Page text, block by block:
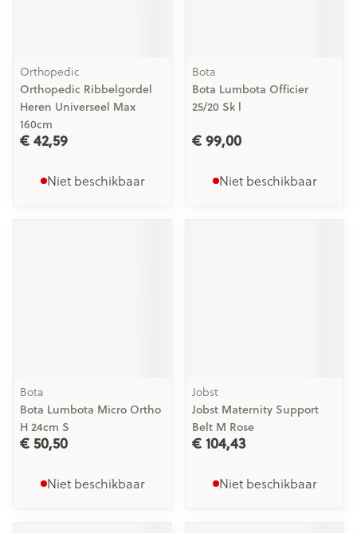
Orthopedic
Orthopedic Ribbelgordel
Heren Universeel Max
160cm
€ 42,59
Niet beschikbaar
Bota
Bota Lumbota Officier
25/20 Sk l
€ 99,00
Niet beschikbaar
Bota
Bota Lumbota Micro Ortho
H 24cm S
€ 50,50
Niet beschikbaar
Jobst
Jobst Maternity Support
Belt M Rose
€ 104,43
Niet beschikbaar